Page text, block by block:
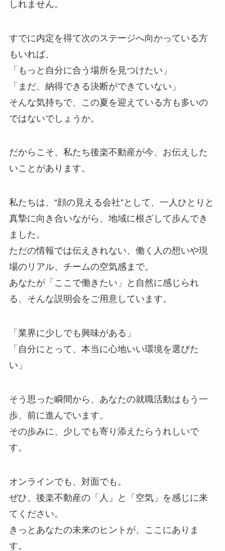
しれません。
すでに内定を得て次のステージへ向かっている方
もいれば、
「もっと自分に合う場所を見つけたい」
「まだ、納得できる決断ができていない」
そんな気持ちで、この夏を迎えている方も多いの
ではないでしょうか。
だからこそ、私たち後楽不動産が今、お伝えした
いことがあります。
私たちは、“顔の見える会社”として、一人ひとりと
真摯に向き合いながら、地域に根ざして歩んでき
ました。
ただの情報では伝えきれない、働く人の想いや現
場のリアル、チームの空気感まで。
あなたが「ここで働きたい」と自然に感じられ
る、そんな説明会をご用意しています。
「業界に少しでも興味がある」
「自分にとって、本当に心地いい環境を選びた
い」
そう思った瞬間から、あなたの就職活動はもう一
歩、前に進んでいます。
その歩みに、少しでも寄り添えたらうれしいで
す。
オンラインでも、対面でも。
ぜひ、後楽不動産の「人」と「空気」を感じに来
てください。
きっとあなたの未来のヒントが、ここにありま
す。